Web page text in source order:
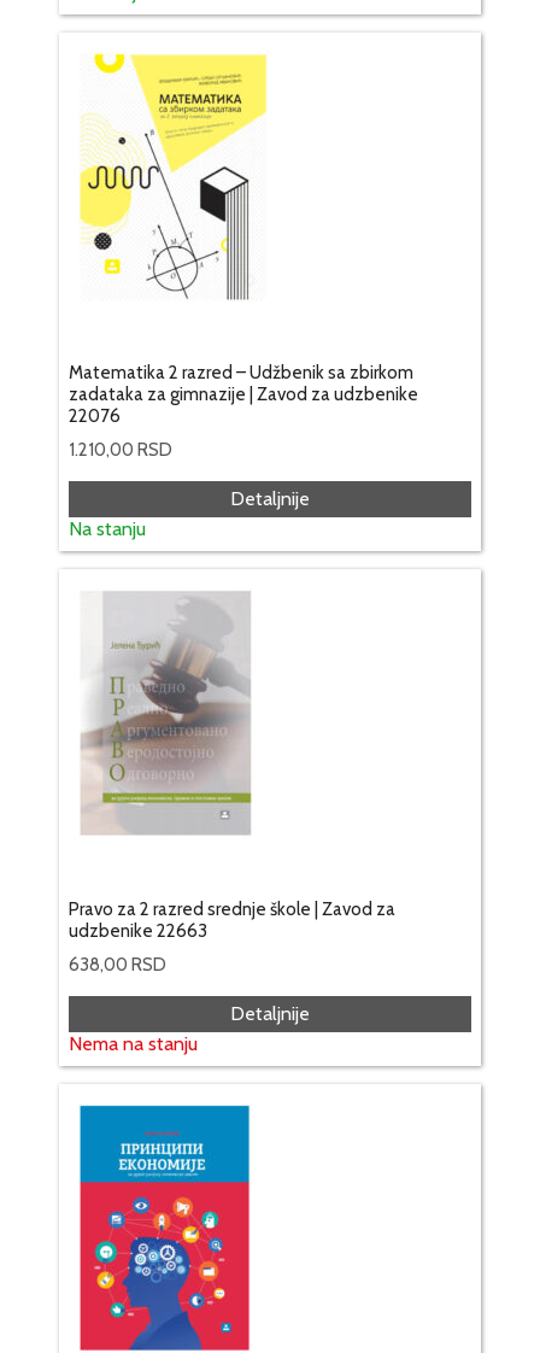
Matematika 2 razred – Udžbenik sa zbirkom
zadataka za gimnazije | Zavod za udzbenike
22076
1.210,00 RSD
Detaljnije
Na stanju
Pravo za 2 razred srednje škole | Zavod za
udzbenike 22663
638,00 RSD
Detaljnije
Nema na stanju